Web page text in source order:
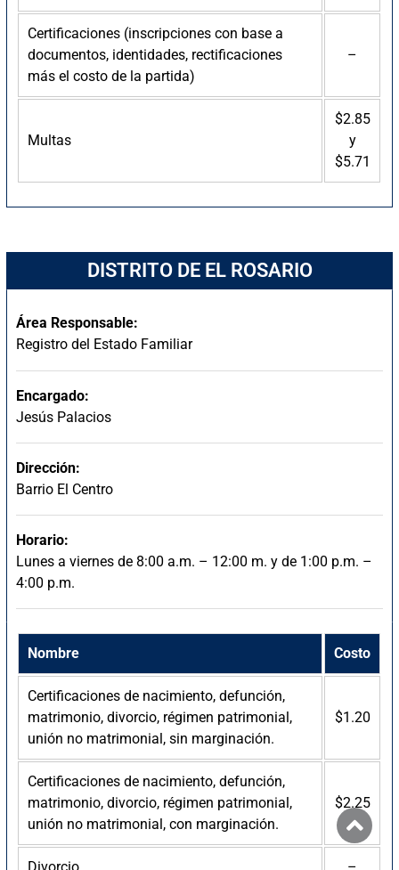
Certificaciones (inscripciones con base a
documentos, identidades, rectificaciones
más el costo de la partida)
–
Multas
$2.85
y
$5.71
DISTRITO DE EL ROSARIO
Área Responsable:
Registro del Estado Familiar
Encargado:
Jesús Palacios
Dirección:
Barrio El Centro
Horario:
Lunes a viernes de 8:00 a.m. – 12:00 m. y de 1:00 p.m. –
4:00 p.m.
Nombre Costo
Certificaciones de nacimiento, defunción,
matrimonio, divorcio, régimen patrimonial,
unión no matrimonial, sin marginación.
$1.20
Certificaciones de nacimiento, defunción,
matrimonio, divorcio, régimen patrimonial,
unión no matrimonial, con marginación.
$2.25
Divorcio –